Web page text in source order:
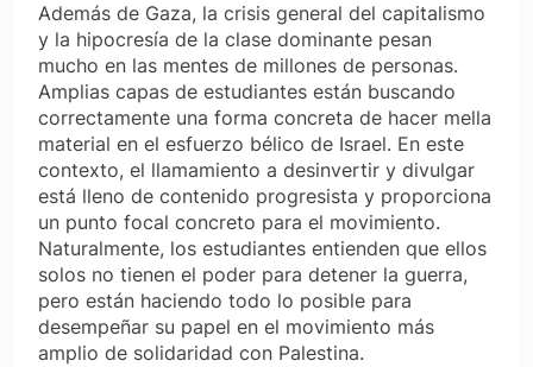
Además de Gaza, la crisis general del capitalismo
y la hipocresía de la clase dominante pesan
mucho en las mentes de millones de personas.
Amplias capas de estudiantes están buscando
correctamente una forma concreta de hacer mella
material en el esfuerzo bélico de Israel. En este
contexto, el llamamiento a desinvertir y divulgar
está lleno de contenido progresista y proporciona
un punto focal concreto para el movimiento.
Naturalmente, los estudiantes entienden que ellos
solos no tienen el poder para detener la guerra,
pero están haciendo todo lo posible para
desempeñar su papel en el movimiento más
amplio de solidaridad con Palestina.